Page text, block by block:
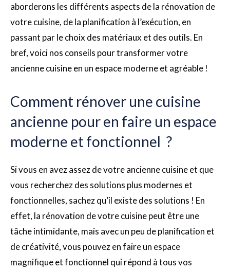
aborderons les différents aspects de la rénovation de
votre cuisine, de la planification à l’exécution, en
passant par le choix des matériaux et des outils. En
bref, voici nos conseils pour transformer votre
ancienne cuisine en un espace moderne et agréable !
Comment rénover une cuisine
ancienne pour en faire un espace
moderne et fonctionnel ?
Si vous en avez assez de votre ancienne cuisine et que
vous recherchez des solutions plus modernes et
fonctionnelles, sachez qu’il existe des solutions ! En
effet, la rénovation de votre cuisine peut être une
tâche intimidante, mais avec un peu de planification et
de créativité, vous pouvez en faire un espace
magnifique et fonctionnel qui répond à tous vos